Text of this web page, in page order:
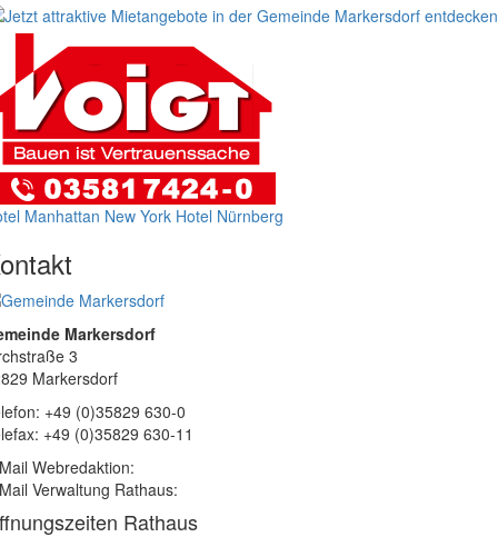
Manhattan New York Hotel Nürnberg
Markersdorf
3
Markersdorf
+49 (0)35829 630-0
+49 (0)35829 630-11
Webredaktion:
Verwaltung Rathaus:
Rathaus